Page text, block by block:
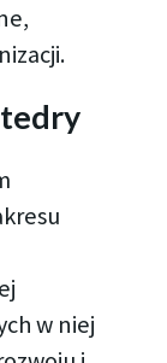
w niej